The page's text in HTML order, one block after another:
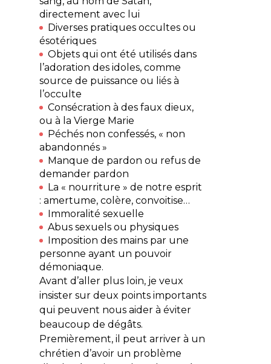
directement avec lui
Diverses pratiques occultes ou
ésotériques
Objets qui ont été utilisés dans
l’adoration des idoles, comme
source de puissance ou liés à
l’occulte
Consécration à des faux dieux,
ou à la Vierge Marie
Péchés non confessés, « non
abandonnés »
Manque de pardon ou refus de
demander pardon
La « nourriture » de notre esprit
: amertume, colère, convoitise…
Immoralité sexuelle
Abus sexuels ou physiques
Imposition des mains par une
personne ayant un pouvoir
démoniaque.
Avant d’aller plus loin, je veux
insister sur deux points importants
qui peuvent nous aider à éviter
beaucoup de dégâts.
Premièrement, il peut arriver à un
chrétien d’avoir un problème